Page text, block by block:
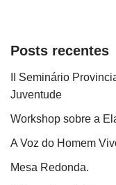
Posts recentes
II Seminário
Juventude
Workshop sobre a
A Voz do Homem
Mesa Redonda.